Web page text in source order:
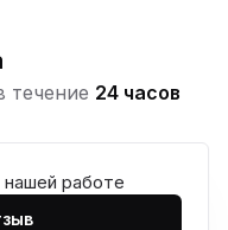
течение 24 часов
работе